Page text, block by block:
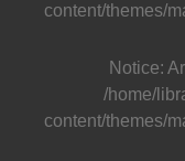
content/themes/
Notice:
/home/
content/themes/